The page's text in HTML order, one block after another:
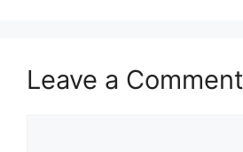
Leave a Comment